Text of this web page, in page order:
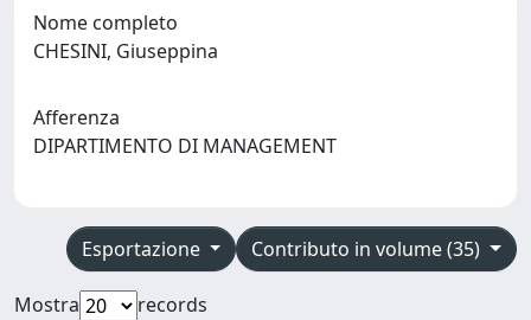
Nome completo
CHESINI, Giuseppina
Afferenza
DIPARTIMENTO DI MANAGEMENT
Contributo in volume (35)
Esportazione
Mostra
records